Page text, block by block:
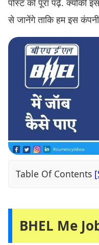
से जानेंगे ताकि हम इस
Table Of Contents
BHEL Me